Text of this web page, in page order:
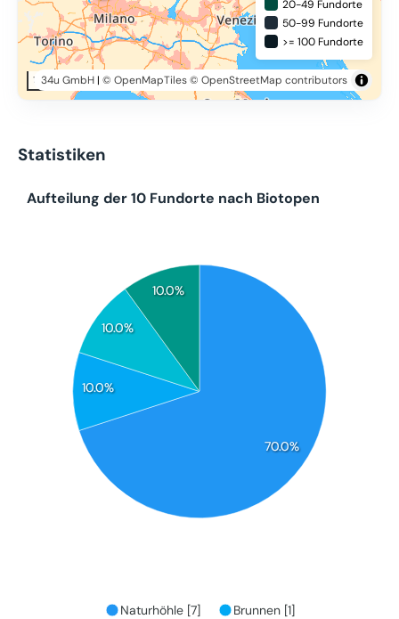
100 km
34u GmbH| © OpenMapTiles© OpenStreetMap contributors
20-49 Fundorte
50-99 Fundorte
>= 100 Fundorte
Statistiken
70.0%
10.0%
10.0%
10.0%
Aufteilung der 10 Fundorte nach Biotopen
Naturhöhle [7]
Brunnen [1]